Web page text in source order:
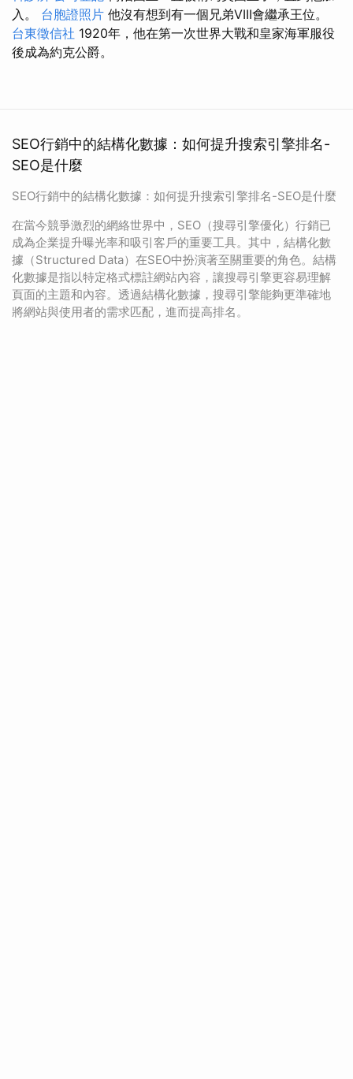
入。 台胞證照片 他沒有想到有一個兄弟VIII會繼承王位。
台東徵信社 1920年，他在第一次世界大戰和皇家海軍服役
後成為約克公爵。
SEO行銷中的結構化數據：如何提升搜索引擎排名-
SEO是什麼
SEO行銷中的結構化數據：如何提升搜索引擎排名-SEO是什麼
在當今競爭激烈的網絡世界中，SEO（搜尋引擎優化）行銷已
成為企業提升曝光率和吸引客戶的重要工具。其中，結構化數
據（Structured Data）在SEO中扮演著至關重要的角色。結構
化數據是指以特定格式標註網站內容，讓搜尋引擎更容易理解
頁面的主題和內容。透過結構化數據，搜尋引擎能夠更準確地
將網站與使用者的需求匹配，進而提高排名。